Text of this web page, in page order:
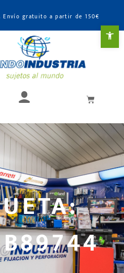
Envío gratuito a partir de 150€